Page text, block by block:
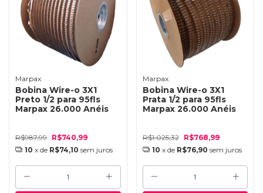
Marpax
Bobina Wire-o 3X1
Preto 1/2 para 95fls
Marpax 26.000 Anéis
R$987,99 R$740,99
10 x de R$74,10 sem juros
Marpax
Bobina Wire-o 3X1
Prata 1/2 para 95fls
Marpax 26.000 Anéis
R$1.025,32
R$768,99
10 x de R$76,90 sem juros